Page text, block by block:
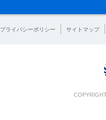
プライバシーポリシー サイトマップ